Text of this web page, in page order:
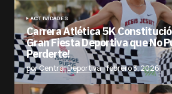
ACTIVIDADES
Carrera Atlética 5K
Gran Fiesta Deportiva que No
Perderte!
por Central Deportiva febrero 3, 2026